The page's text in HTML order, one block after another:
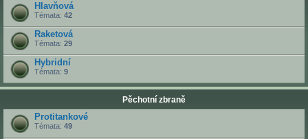
Hlavňová
Témata: 42
Raketová
Témata: 29
Hybridní
Témata: 9
Pěchotní zbraně
Protitankové
Témata: 49